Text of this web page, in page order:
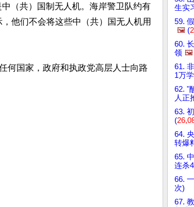
（共）国制无人机。海岸警卫队约有
他们不会将这些中（共）国无人机用
何国家，政府和执政党高层人士向路
生实
59.
🖼️ (
60.
领 🖼️
61.
1万
62. "
人正
63.
(
64.
转爆
65.
连杀
66.
次)
67.